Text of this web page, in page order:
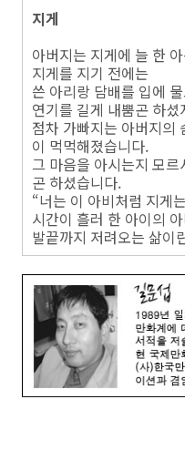
지게
아버지는 지게에 늘 한
지게를 지기 전에는
쓴 아리랑 담배를 입에
연기를 길게 내뿜곤 하셨
점차 가빠지는 아버지의
이 먹먹해졌습니다.
그 마음을 아시는지 모
곤 하셨습니다.
“너는 이 아비처럼 지게
시간이 흘러 한 아이의
발끝까지 저려오는 삶이